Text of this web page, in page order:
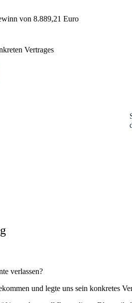
von 8.889,21 Euro
Vertrages
verlassen?
und legte uns sein konkretes